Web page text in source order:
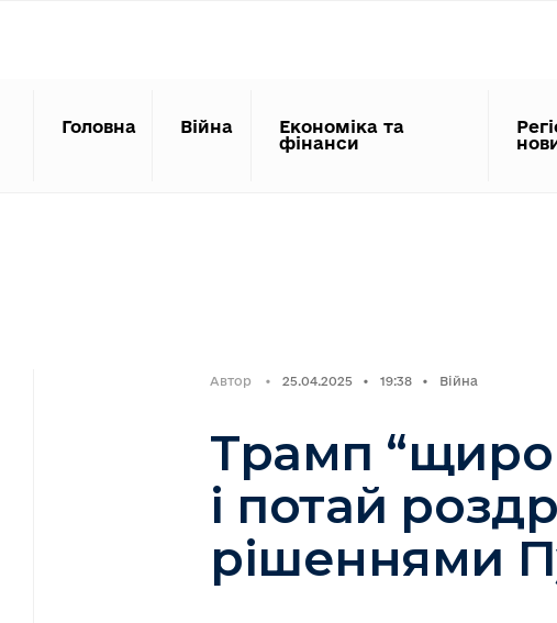
Головна Війна
Економіка та
фінанси
Автор • 25.04.2025 • 19:38 • Війна
Трамп
і потай
рішеннями